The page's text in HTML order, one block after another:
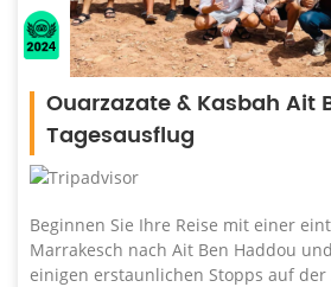
Ouarzazate & Kasbah Ait
Tagesausflug
Beginnen Sie Ihre Reise mit einer
Marrakesch nach Ait Ben Haddou
einigen erstaunlichen Stopps auf